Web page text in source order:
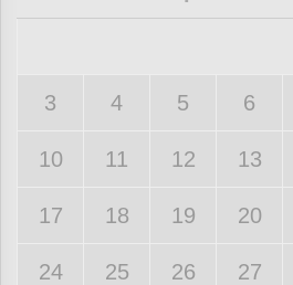
3 4 5 6
10 11 12 13
17 18 19 20
24 25 26 27